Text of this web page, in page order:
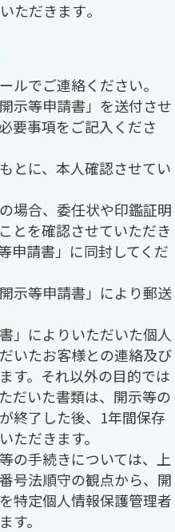
ただきます｡
ルでご連絡ください。
示等申請書」を送付させ
要事項をご記入くださ
とに、本人確認させてい
場合、委任状や印鑑証明
とを確認させていただき
申請書」に同封してくだ
示等申請書」により郵送
」によりいただいた個人
いたお客様との連絡及び
す。それ以外の目的では
だいた書類は、開示等の
終了した後、1年間保存
ただきます。
の手続きについては、上
号法順守の観点から、開
特定個人情報保護管理者
す。